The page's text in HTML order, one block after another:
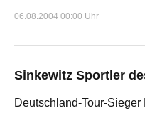
06.08.2004 00:00 Uhr
Sinkewitz Sportler
Deutschland-Tour-